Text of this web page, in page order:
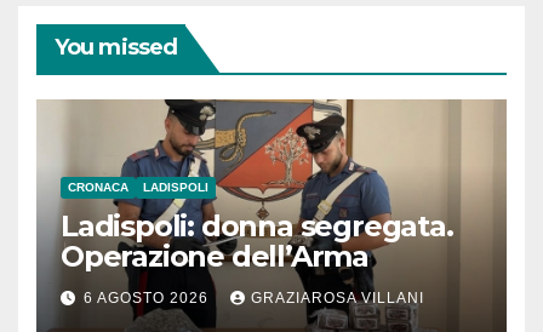
You missed
CRONACA LADISPOLI
Ladispoli: donna segregata.
Operazione dell’Arma
6 AGOSTO 2026 GRAZIAROSA VILLANI